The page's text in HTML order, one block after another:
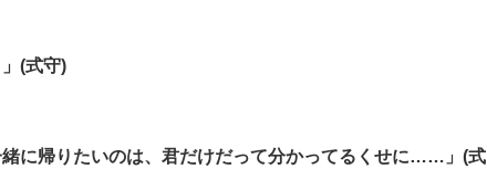
(式守)
に帰りたいのは、君だけだって分かってるくせに……」(式